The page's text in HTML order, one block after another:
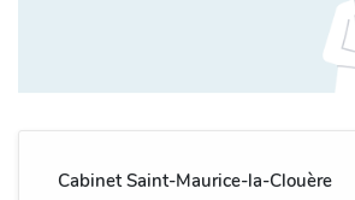
Cabinet Saint-Maurice-la-Clouère